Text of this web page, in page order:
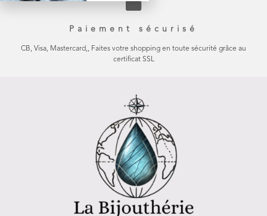
Paiement sécurisé
CB, Visa, Mastercard,, Faites votre shopping en toute sécurité grâce au
certificat SSL